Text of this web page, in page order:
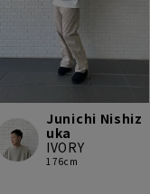
Junichi Nishiz
uka
IVORY
176cm